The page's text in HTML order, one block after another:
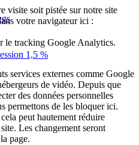
1,5 %
visite soit pistée sur notre site
votre navigateur ici :
le tracking Google Analytics.
services externes comme Google
de vidéo. Depuis que
des données personnelles
permettons de les bloquer ici.
peut hautement réduire
Les changement seront
page.